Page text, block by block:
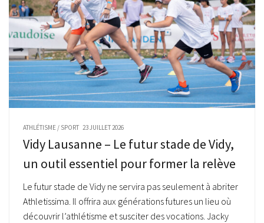
ATHLÉTISME / SPORT 23 JUILLET 2026
Vidy Lausanne – Le futur stade de Vidy,
un outil essentiel pour former la relève
Le futur stade de Vidy ne servira pas seulement à abriter
Athletissima. Il offrira aux générations futures un lieu où
découvrir l’athlétisme et susciter des vocations. Jacky